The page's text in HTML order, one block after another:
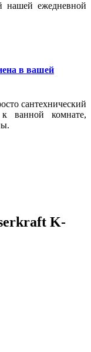
нашей ежедневной
в вашей
сантехнический
ванной комнате,
K-